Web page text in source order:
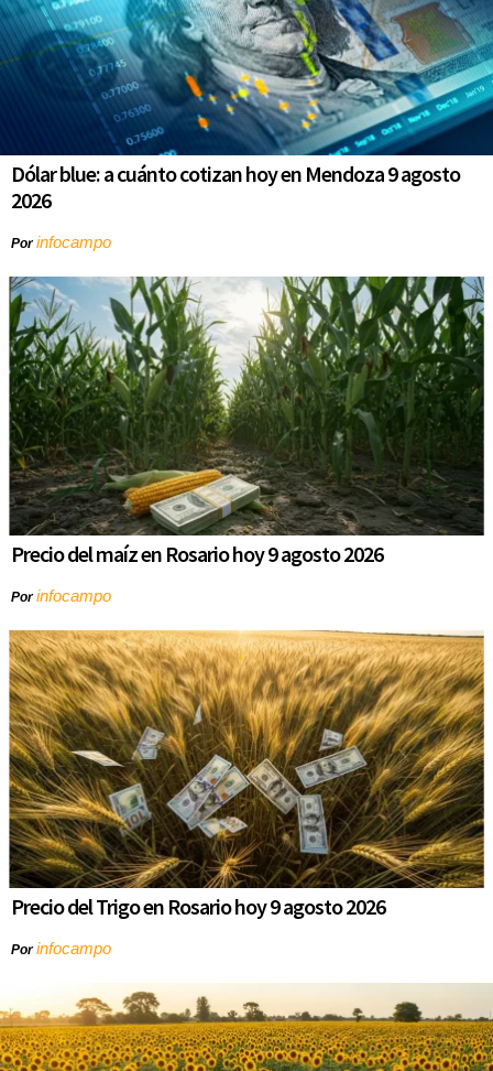
Dólar blue: a cuánto cotizan hoy en Mendoza 9 agosto
2026
Porinfocampo
Precio del maíz en Rosario hoy 9 agosto 2026
Porinfocampo
Precio del Trigo en Rosario hoy 9 agosto 2026
Porinfocampo